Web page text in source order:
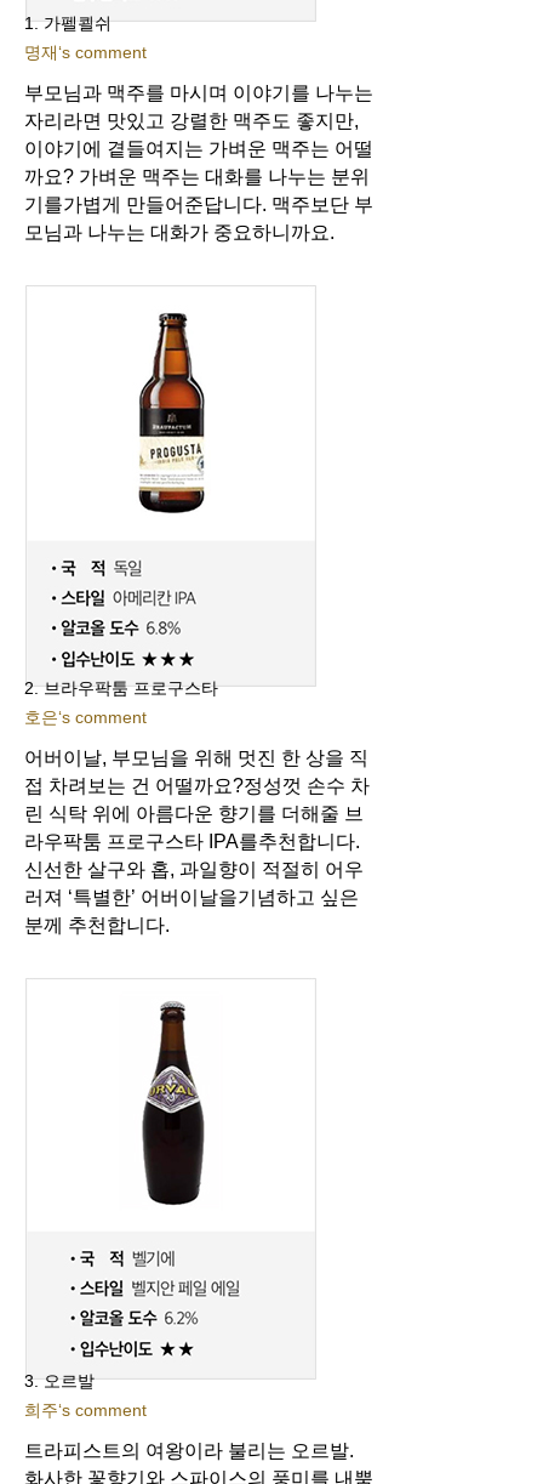
1. 가펠쾰쉬
명재‘s comment
부모님과 맥주를 마시며 이야기를 나누는
자리라면 맛있고 강렬한 맥주도 좋지만,
이야기에 곁들여지는 가벼운 맥주는 어떨
까요? 가벼운 맥주는 대화를 나누는 분위
기를가볍게 만들어준답니다. 맥주보단 부
모님과 나누는 대화가 중요하니까요.
2. 브라우팍툼 프로구스타
호은‘s comment
어버이날, 부모님을 위해 멋진 한 상을 직
접 차려보는 건 어떨까요?정성껏 손수 차
린 식탁 위에 아름다운 향기를 더해줄 브
라우팍툼 프로구스타 IPA를추천합니다.
신선한 살구와 홉, 과일향이 적절히 어우
러져 ‘특별한’ 어버이날을기념하고 싶은
분께 추천합니다.
3. 오르발
희주‘s comment
트라피스트의 여왕이라 불리는 오르발.
화사한 꽃향기와 스파이스의 풍미를 내뿜